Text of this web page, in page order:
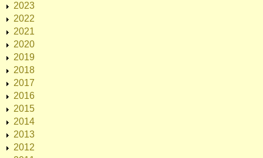
2023
2022
2021
2020
2019
2018
2017
2016
2015
2014
2013
2012